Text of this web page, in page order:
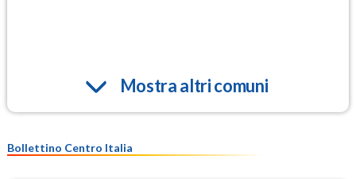
Mostra altri comuni
Bollettino Centro Italia